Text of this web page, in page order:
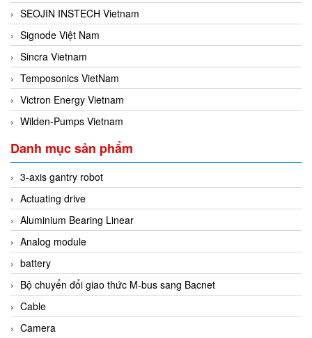
SEOJIN INSTECH Vietnam
Signode Việt Nam
Sincra Vietnam
Temposonics VietNam
Victron Energy Vietnam
Wilden-Pumps Vietnam
Danh mục sản phẩm
3-axis gantry robot
Actuating drive
Aluminium Bearing Linear
Analog module
battery
Bộ chuyển đổi giao thức M-bus sang Bacnet
Cable
Camera